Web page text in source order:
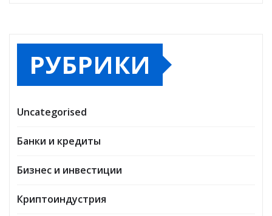
РУБРИКИ
Uncategorised
Банки и кредиты
Бизнес и инвестиции
Криптоиндустрия